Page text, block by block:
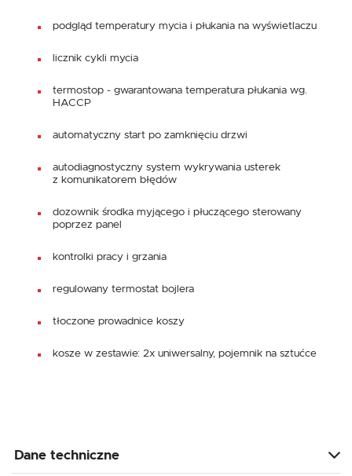
podgląd temperatury mycia i płukania na wyświetlaczu
licznik cykli mycia
termostop - gwarantowana temperatura płukania wg.
HACCP
automatyczny start po zamknięciu drzwi
autodiagnostyczny system wykrywania usterek
z komunikatorem błędów
dozownik środka myjącego i płuczącego sterowany
poprzez panel
kontrolki pracy i grzania
regulowany termostat bojlera
tłoczone prowadnice koszy
kosze w zestawie: 2x uniwersalny, pojemnik na sztućce
Dane techniczne